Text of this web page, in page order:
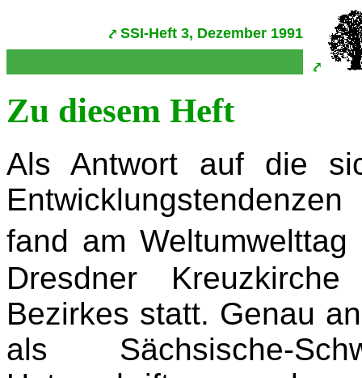
SSI-Heft 3, Dezember 1991
Zu diesem Heft
Als Antwort auf die
fand am
Dresdner
Bezirkes statt. Genau
als Sächsische-